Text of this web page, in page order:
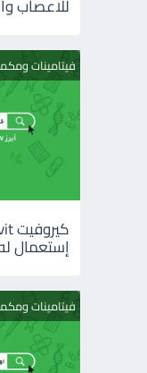
للاعصاب
فيتامينات
إستعمال
فيتامينات